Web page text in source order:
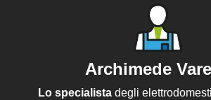
Archimede
Lo specialistadegli